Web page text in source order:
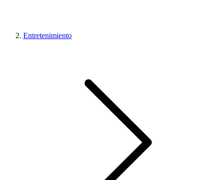
Entretenimiento